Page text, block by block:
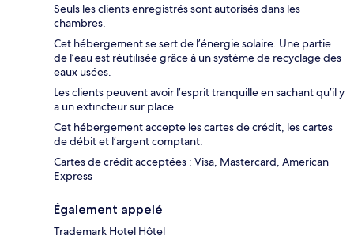
Seuls les clients enregistrés sont autorisés dans les
chambres.
Cet hébergement se sert de l’énergie solaire. Une partie
de l’eau est réutilisée grâce à un système de recyclage des
eaux usées.
Les clients peuvent avoir l’esprit tranquille en sachant qu’il y
a un extincteur sur place.
Cet hébergement accepte les cartes de crédit, les cartes
de débit et l’argent comptant.
Cartes de crédit acceptées : Visa, Mastercard, American
Express
Également appelé
Trademark Hotel Hôtel